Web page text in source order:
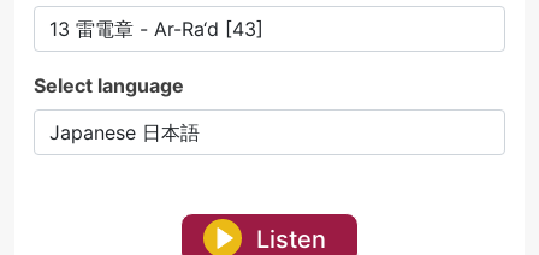
Select language
Listen